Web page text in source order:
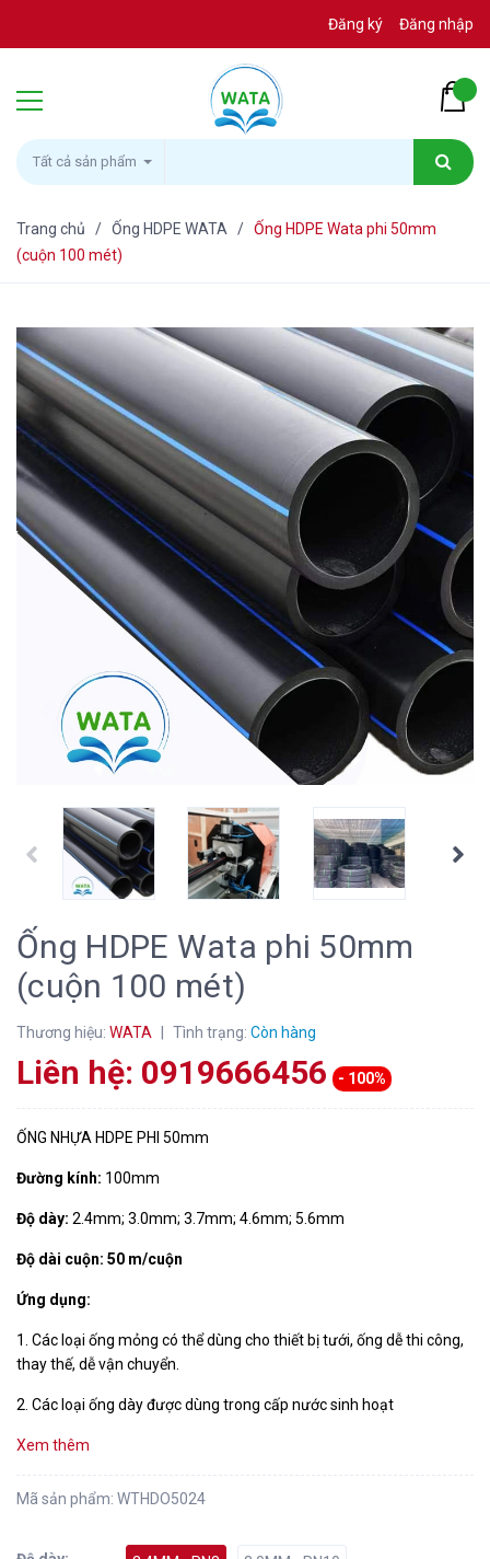
Đăng ký Đăng nhập
Tất cả sản phẩm
Trang chủ / Ống HDPE WATA / Ống HDPE Wata phi 50mm
(cuộn 100 mét)
Ống HDPE Wata phi 50mm
(cuộn 100 mét)
Thương hiệu: WATA Tình trạng: Còn hàng
Liên hệ: 0919666456 - 100%
ỐNG NHỰA HDPE PHI 50mm
Đường kính: 100mm
Độ dày: 2.4mm; 3.0mm; 3.7mm; 4.6mm; 5.6mm
Độ dài cuộn: 50 m/cuộn
Ứng dụng:
1. Các loại ống mỏng có thể dùng cho thiết bị tưới, ống dễ thi công,
thay thế, dễ vận chuyển.
2. Các loại ống dày được dùng trong cấp nước sinh hoạt
Xem thêm
Mã sản phẩm: WTHDO5024